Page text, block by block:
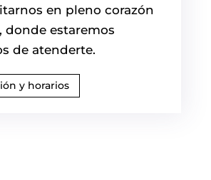
en pleno corazón
donde estaremos
de atenderte.
y horarios